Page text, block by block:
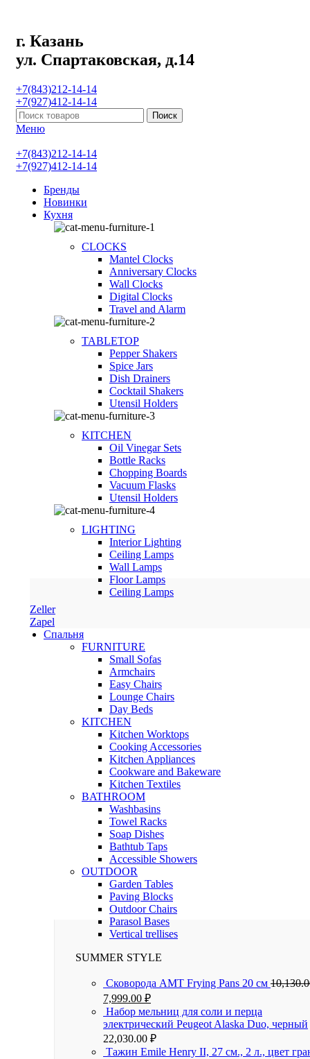
г. Казань
ул. Спартаковская, д.14
+7(843)212-14-14
+7(927)412-14-14
Поиск
Меню
+7(843)212-14-14
+7(927)412-14-14
Бренды
Новинки
Кухня
CLOCKS
Mantel Clocks
Anniversary Clocks
Wall Clocks
Digital Clocks
Travel and Alarm
TABLETOP
Pepper Shakers
Spice Jars
Dish Drainers
Сocktail Shakers
Utensil Holders
KITCHEN
Oil Vinegar Sets
Bottle Racks
Chopping Boards
Vacuum Flasks
Utensil Holders
LIGHTING
Interior Lighting
Ceiling Lamps
Wall Lamps
Floor Lamps
Ceiling Lamps
Zeller
Zapel
Спальня
FURNITURE
Small Sofas
Armchairs
Easy Chairs
Lounge Chairs
Day Beds
KITCHEN
Kitchen Worktops
Cooking Accessories
Kitchen Appliances
Cookware and Bakeware
Kitchen Textiles
BATHROOM
Washbasins
Towel Racks
Soap Dishes
Bathtub Taps
Accessible Showers
OUTDOOR
Garden Tables
Paving Blocks
Outdoor Chairs
Parasol Bases
Vertical trellises
SUMMER STYLE
Сковорода AMT Frying Pans 20 см
7,999.00 ₽
Набор мельниц для соли и перца
электрический Peugeot Alaska Duo, черный
22,030.00 ₽
Тажин Emile Henry II, 27 см., 2 л., цвет